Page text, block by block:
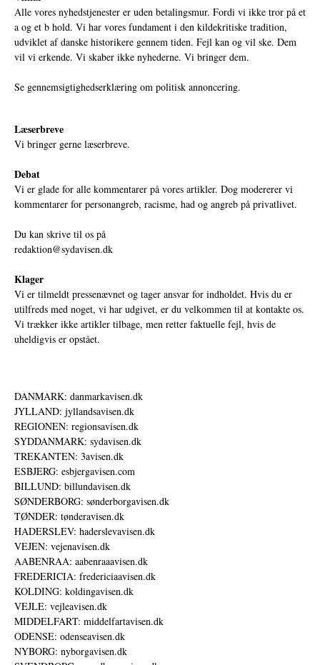
Alle vores nyhedstjenester er uden betalingsmur. Fordi vi ikke tror på et
a og et b hold. Vi har vores fundament i den kildekritiske tradition,
udviklet af danske historikere gennem tiden. Fejl kan og vil ske. Dem
vil vi erkende. Vi skaber ikke nyhederne. Vi bringer dem.
Se gennemsigtighedserklæring om politisk annoncering.
Læserbreve
Vi bringer gerne læserbreve.
Debat
Vi er glade for alle kommentarer på vores artikler. Dog modererer vi
kommentarer for personangreb, racisme, had og angreb på privatlivet.
Du kan skrive til os på
redaktion@sydavisen.dk
Klager
Vi er tilmeldt pressenævnet og tager ansvar for indholdet. Hvis du er
utilfreds med noget, vi har udgivet, er du velkommen til at kontakte os.
Vi trækker ikke artikler tilbage, men retter faktuelle fejl, hvis de
uheldigvis er opstået.
DANMARK: danmarkavisen.dk
JYLLAND: jyllandsavisen.dk
REGIONEN: regionsavisen.dk
SYDDANMARK: sydavisen.dk
TREKANTEN: 3avisen.dk
ESBJERG: esbjergavisen.com
BILLUND: billundavisen.dk
SØNDERBORG: sønderborgavisen.dk
TØNDER: tønderavisen.dk
HADERSLEV: haderslevavisen.dk
VEJEN: vejenavisen.dk
AABENRAA: aabenraaavisen.dk
FREDERICIA: fredericiaavisen.dk
KOLDING: koldingavisen.dk
VEJLE: vejleavisen.dk
MIDDELFART: middelfartavisen.dk
ODENSE: odenseavisen.dk
NYBORG: nyborgavisen.dk